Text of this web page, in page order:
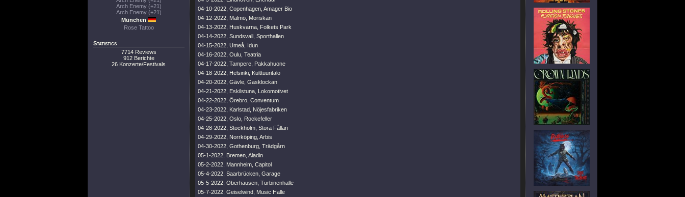
Arch Enemy (+21)
Arch Enemy (+21)
München
Rose Tattoo
Statistics
7714 Reviews
912 Berichte
26 Konzerte/Festivals
04-10-2022, Copenhagen, Amager Bio
04-12-2022, Malmö, Moriskan
04-13-2022, Huskvarna, Folkets Park
04-14-2022, Sundsvall, Sporthallen
04-15-2022, Umeå, Idun
04-16-2022, Oulu, Teatria
04-17-2022, Tampere, Pakkahuone
04-18-2022, Helsinki, Kulttuuritalo
04-20-2022, Gävle, Gasklockan
04-21-2022, Eskilstuna, Lokomotivet
04-22-2022, Örebro, Conventum
04-23-2022, Karlstad, Nöjesfabriken
04-25-2022, Oslo, Rockefeller
04-28-2022, Stockholm, Stora Fållan
04-29-2022, Norrköping, Arbis
04-30-2022, Gothenburg, Trädgårn
05-1-2022, Bremen, Aladin
05-2-2022, Mannheim, Capitol
05-4-2022, Saarbrücken, Garage
05-5-2022, Oberhausen, Turbinenhalle
05-7-2022, Geiselwind, Music Halle